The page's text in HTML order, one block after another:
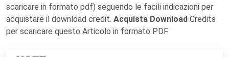
scaricare in formato pdf) seguendo le facili indicazioni per
acquistare il download credit. Acquista Download Credits
per scaricare questo Articolo in formato PDF